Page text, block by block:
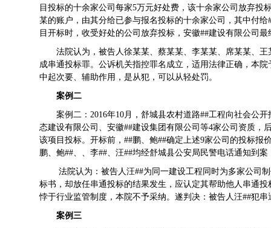
目投标的十余家公司每家5万元好处费，该十余家公司放弃
某的账户，由其分给已参与报名投标的十余家公司，其中付
目开标时，收受好处的公司放弃投标，安徽##建设有限公司最
法院认为，被告人徐某某、蔡某某、李某某、席某某、
成串通投标罪。公诉机关指控罪名成立，适用法律正确，本
中起次要、辅助作用，是从犯，可以从轻处罚。
案例二
案例二：2016年10月，舒城县农村道路##工程向社会公
态建设有限公司、安徽##建设集团有限公司等4家公司资质，
该项目投标。开标前，##鹏、鲍##确定上述9家公司的投标
鹏、鲍##、、李##、汪##均经舒城县公安局民警电话通知到
法院认为：被告人汪##为同一建设工程同时为多家公司
标书，却放任串通投标的结果发生，应认定其帮助他人串通
悖于行业监管制度，本院不予采纳。遂判决：被告人汪##犯串
案例三